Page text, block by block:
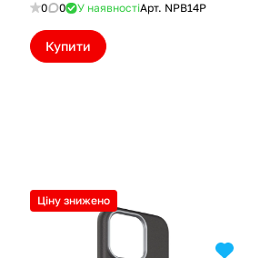
0 0 У наявностіАрт. NPB14P
Купити
Ціну знижено